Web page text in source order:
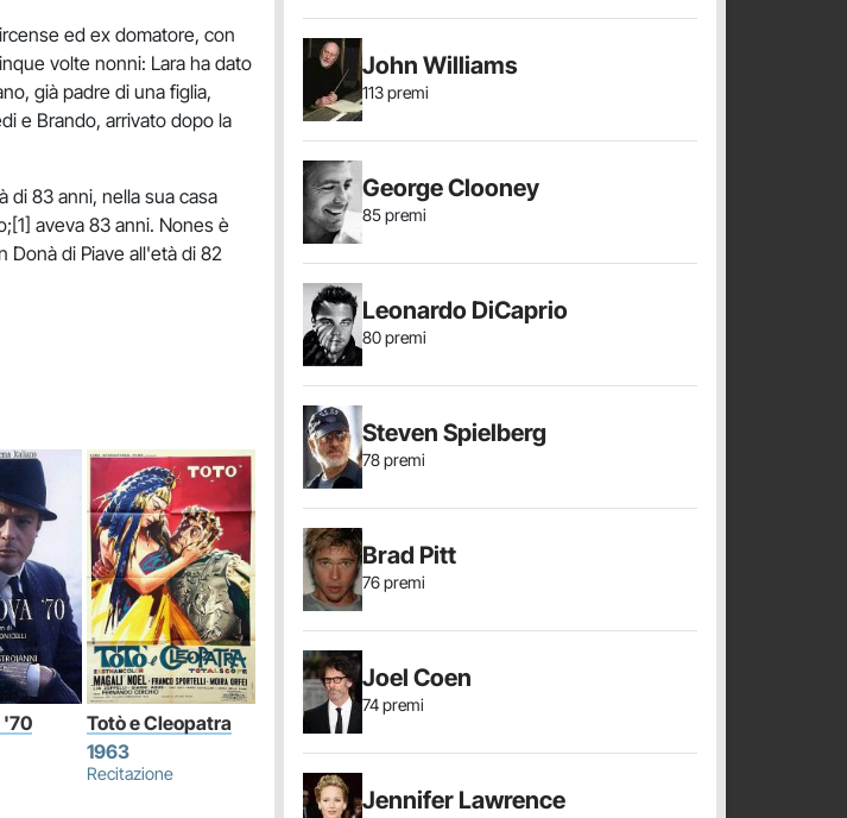
ed ex domatore, con
volte nonni: Lara ha dato
già padre di una figlia,
e Brando, arrivato dopo la
di 83 anni, nella sua casa
aveva 83 anni. Nones è
Donà di Piave all'età di 82
'70
Totò e Cleopatra
1963
Recitazione
John Williams
113 premi
George Clooney
85 premi
Leonardo DiCaprio
80 premi
Steven Spielberg
78 premi
Brad Pitt
76 premi
Joel Coen
74 premi
Jennifer Lawrence